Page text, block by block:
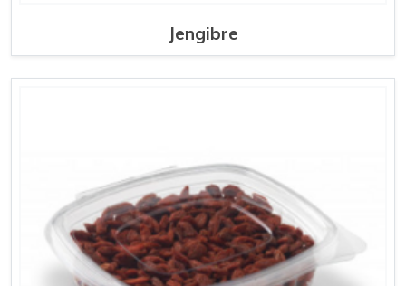
Jengibre